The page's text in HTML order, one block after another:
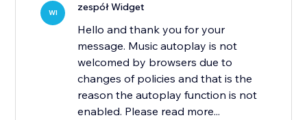
WI zespół Widget
Hello and thank you for your
message. Music autoplay is not
welcomed by browsers due to
changes of policies and that is the
reason the autoplay function is not
enabled. Please read more...